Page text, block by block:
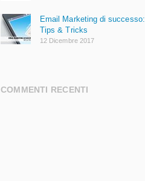
Email Marketing di successo:
Tips & Tricks
12 Dicembre 2017
COMMENTI RECENTI